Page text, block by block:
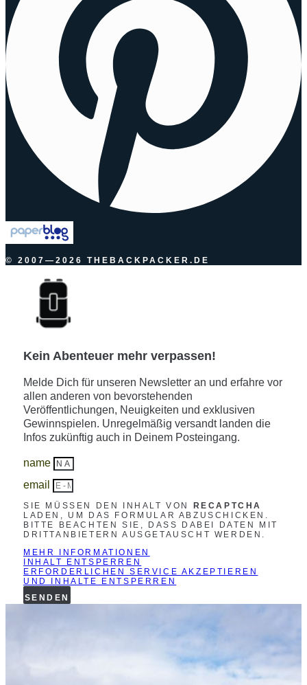
© 2007—2026 THEBACKPACKER.DE
Kein Abenteuer mehr verpassen!
Melde Dich für unseren Newsletter an und erfahre vor
allen anderen von bevorstehenden
Veröffentlichungen, Neuigkeiten und exklusiven
Gewinnspielen. Unregelmäßig versandt landen die
Infos zukünftig auch in Deinem Posteingang.
name
email
SIE MÜSSEN DEN INHALT VON
RECAPTCHA
LADEN, UM DAS FORMULAR ABZUSCHICKEN.
BITTE BEACHTEN SIE, DASS DABEI DATEN MIT
DRITTANBIETERN AUSGETAUSCHT WERDEN.
MEHR INFORMATIONEN
INHALT ENTSPERREN
ERFORDERLICHEN SERVICE AKZEPTIEREN
UND INHALTE ENTSPERREN
SENDEN